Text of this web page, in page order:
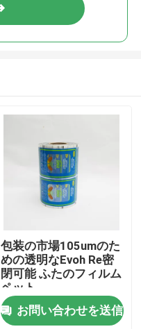
包装の市場105umのた
めの透明なEvoh Re密
閉可能 ふたのフィルム
ペット
お問い合わせを送信